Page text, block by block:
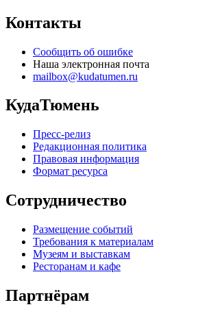
Контакты
Сообщить об ошибке
Наша электронная почта
mailbox@kudatumen.ru
КудаТюмень
Пресс-релиз
Редакционная политика
Правовая информация
Формат ресурса
Сотрудничество
Размещение событий
Требования к материалам
Музеям и выставкам
Ресторанам и кафе
Партнёрам